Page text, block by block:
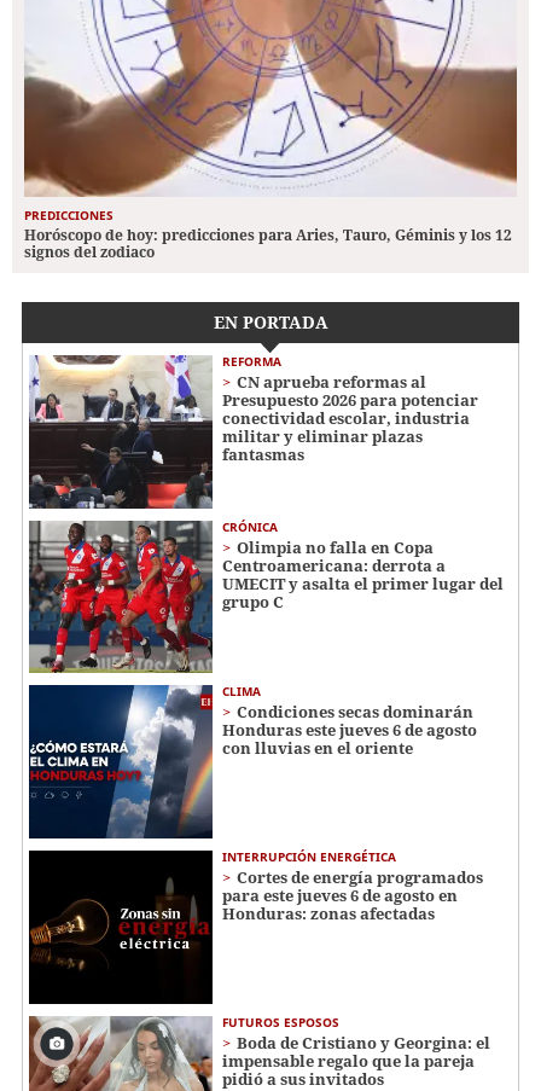
PREDICCIONES
Horóscopo de hoy: predicciones para Aries, Tauro, Géminis y los 12
signos del zodiaco
EN PORTADA
REFORMA
CN aprueba reformas al
Presupuesto 2026 para potenciar
conectividad escolar, industria
militar y eliminar plazas
fantasmas
CRÓNICA
Olimpia no falla en Copa
Centroamericana: derrota a
UMECIT y asalta el primer lugar del
grupo C
CLIMA
Condiciones secas dominarán
Honduras este jueves 6 de agosto
con lluvias en el oriente
INTERRUPCIÓN ENERGÉTICA
Cortes de energía programados
para este jueves 6 de agosto en
Honduras: zonas afectadas
FUTUROS ESPOSOS
Boda de Cristiano y Georgina: el
impensable regalo que la pareja
pidió a sus invitados